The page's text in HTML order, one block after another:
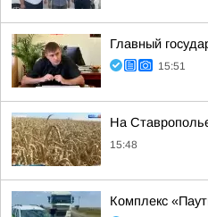
Главный
15:51
На
15:48
Комплекс